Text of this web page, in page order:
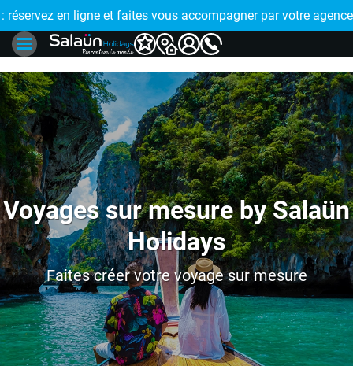
!
: réservez en ligne et faites vous accompagner par votre
🤩
Voyages sur mesure by Salaün
Holidays
Faites créer votre voyage sur mesure